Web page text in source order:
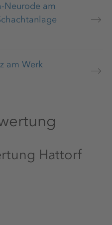
Neurode am
am Werk
Hattorf